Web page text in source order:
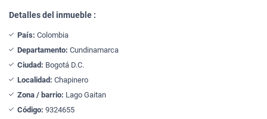
Detalles del inmueble :
País: Colombia
Departamento: Cundinamarca
Ciudad: Bogotá D.C.
Localidad: Chapinero
Zona / barrio: Lago Gaitan
Código: 9324655